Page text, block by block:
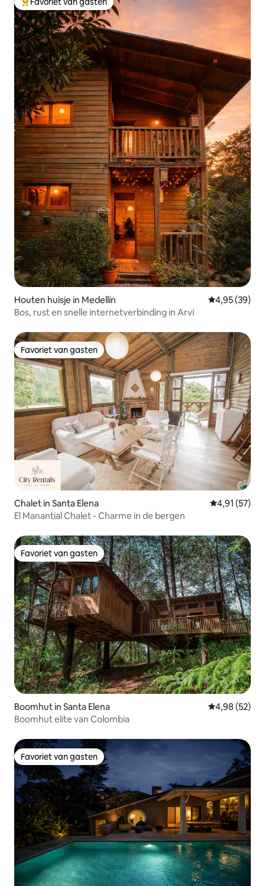
Topfavoriet van gasten
Houten huisje in Medellín Gemiddelde
4,95 (39)
Bos, rust en snelle internetverbinding in Arví
Favoriet van gasten
Favoriet van gasten
Chalet in Santa Elena Gemiddelde
4,91 (57)
El Manantial Chalet - Charme in de bergen
Favoriet van gasten
Favoriet van gasten
Boomhut in Santa Elena Gemiddelde
4,98 (52)
Boomhut elite van Colombia
Favoriet van gasten
Favoriet van gasten